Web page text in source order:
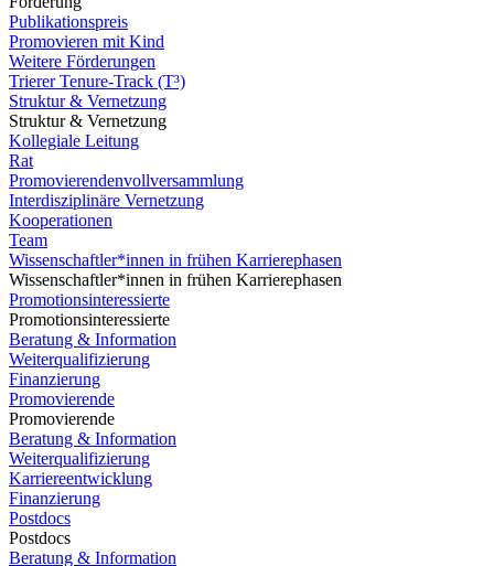
Publikationspreis
Promovieren mit Kind
Weitere Förderungen
Trierer Tenure-Track (T³)
Struktur & Vernetzung
Struktur & Vernetzung
Kollegiale Leitung
Rat
Promovierendenvollversammlung
Interdisziplinäre Vernetzung
Kooperationen
Team
Wissenschaftler*innen in frühen Karrierephasen
Wissenschaftler*innen in frühen Karrierephasen
Promotionsinteressierte
Promotionsinteressierte
Beratung & Information
Weiterqualifizierung
Finanzierung
Promovierende
Promovierende
Beratung & Information
Weiterqualifizierung
Karriereentwicklung
Finanzierung
Postdocs
Postdocs
Beratung & Information